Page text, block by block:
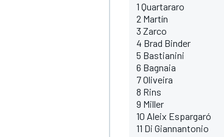
1 Quartararo
2 Martín
3 Zarco
4 Brad Binder
5 Bastianini
6 Bagnaia
7 Oliveira
8 Rins
9 Miller
10 Aleix Espargaró
11 Di Giannantonio